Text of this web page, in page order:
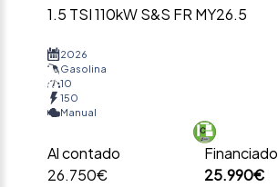
1.5 TSI 110kW S&S FR MY26.5
2026
Gasolina
10
150
Manual
Al contado
26.750€
Financiado
25.990€